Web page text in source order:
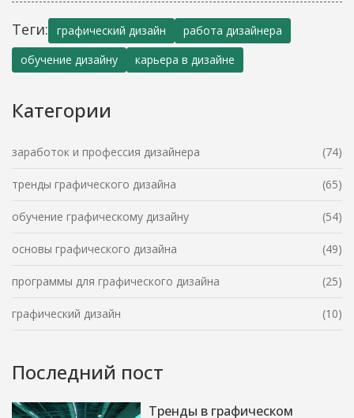
Теги: графический дизайн
работа дизайнера
обучение дизайну
карьера в дизайне
Категории
заработок и профессия дизайнера (74)
тренды графического дизайна (65)
обучение графическому дизайну (54)
основы графического дизайна (49)
программы для графического дизайна (25)
графический дизайн (10)
Последний пост
Тренды в графическом